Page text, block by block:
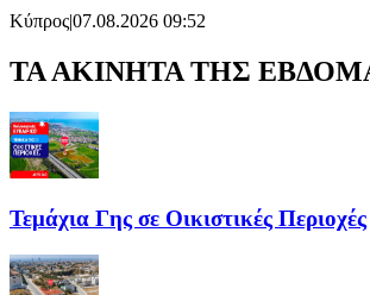
Κύπρος|07.08.2026 09:52
ΤΑ ΑΚΙΝΗΤΑ ΤΗΣ
Τεμάχια Γης σε Οικιστικές Περιοχές